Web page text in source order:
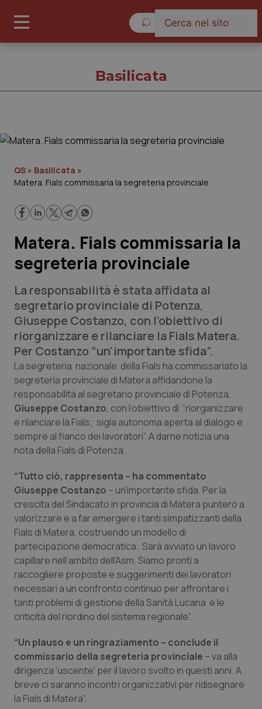
Cronache
Lavoro e Professioni
Scienza e Farmaci
Studi e Analisi
Lettere al direttore
Edizioni Regionali
QS Pro
Professionisti Sanitari.AI
Abruzzo
Basilicata
Calabria
Campania
Emilia-Romagna
Friuli Venezia Giulia
Lazio
Liguria
QS Pro Gold
Artrite & artrosi
Asma & BPCO
Car-T
Colesterolo & coronaropatie
Dermatite Atopica
Diabete & glucometri
Disturbi dell’umore
QS Club Newsletter
Basilicata
QS » Basilicata »
Matera. Fials commissaria la segreteria provinciale
Matera. Fials commissaria la
segreteria provinciale
La responsabilità è stata affidata al
segretario provinciale di Potenza,
Giuseppe Costanzo, con l’obiettivo di
riorganizzare e rilanciare la Fials Matera.
Per Costanzo “un'importante sfida”.
La segreteria nazionale della Fials ha commissariato la
segreteria provinciale di Matera affidandone la
responsabilità al segretario provinciale di Potenza,
Giuseppe Costanzo, con l’obiettivo di “riorganizzare
e rilanciare la Fials; sigla autonoma aperta al dialogo e
sempre al fianco dei lavoratori”. A darne notizia una
nota della Fials di Potenza.
“Tutto ciò, rappresenta – ha commentato
Giuseppe Costanzo – un'importante sfida. Per la
crescita del Sindacato in provincia di Matera punterò a
valorizzare e a far emergere i tanti simpatizzanti della
Fials di Matera, costruendo un modello di
partecipazione democratica. Sarà avviato un lavoro
capillare nell’ambito dell’Asm. Siamo pronti a
raccogliere proposte e suggerimenti dei lavoratori
necessari a un confronto continuo per affrontare i
tanti problemi di gestione della Sanità Lucana e le
criticità del riordino del sistema regionale”.
“Un plauso e un ringraziamento – conclude il
commissario della segreteria provinciale – va alla
dirigenza 'uscente' per il lavoro svolto in questi anni. A
breve ci saranno incontri organizzativi per ridisegnare
la Fials di Matera”.